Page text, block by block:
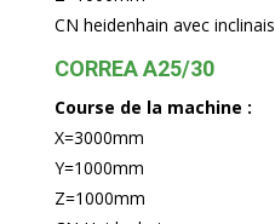
CN heidenhain avec
CORREA A25/30
Course de la machine :
X=3000mm
Y=1000mm
Z=1000mm